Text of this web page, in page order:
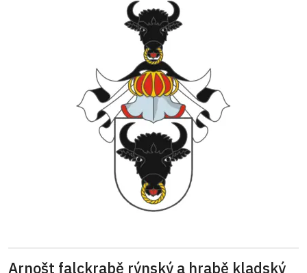
Arnošt falckrabě rýnský a hrabě kladský